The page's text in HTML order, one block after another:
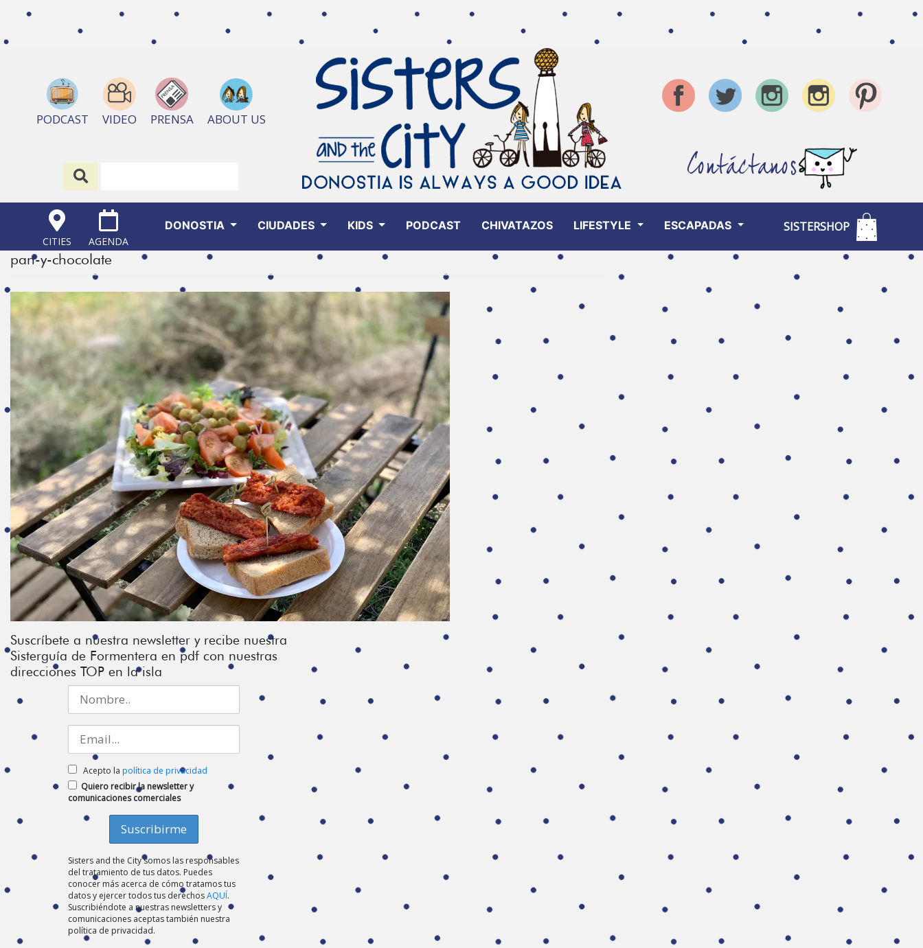
PODCAST VIDEO PRENSA ABOUT US
Contáctanos
CITIES AGENDA
DONOSTIA CIUDADES KIDS PODCAST CHIVATAZOS LIFESTYLE ESCAPADAS SISTERSHOP
pan-y-chocolate
Suscríbete a nuestra newsletter y recibe nuestra
Sisterguía de Formentera en pdf con nuestras
direcciones TOP en la isla
Acepto la política de privacidad
Quiero recibir la newsletter y
comunicaciones comerciales
Sisters and the City somos las responsables
del tratamiento de tus datos. Puedes
conocer más acerca de cómo tratamos tus
datos y ejercer todos tus derechosAQUÍ.
Suscribiéndote a nuestras newsletters y
comunicaciones aceptas también nuestra
política de privacidad.